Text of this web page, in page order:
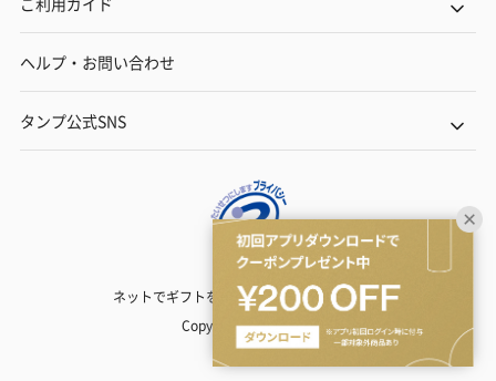
ヘルプ・お問い合わせ
タンプ公式SNS
ネットでギフトを贈るなら | TANP（タンプ）
Copyright© TANP Inc.